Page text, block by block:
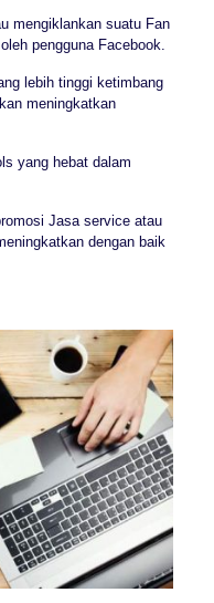
mengiklankan suatu Fan
pengguna Facebook.
lebih tinggi ketimbang
meningkatkan
yang hebat dalam
Jasa service atau
dengan baik